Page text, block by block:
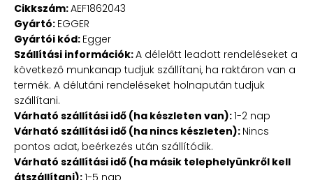
Cikkszám:AEF1862043
Gyártó: EGGER
Gyártói kód: Egger
Szállítási információk:A délelőtt leadott rendeléseket a
következő munkanap tudjuk szállítani, ha raktáron van a
termék. A délutáni rendeléseket holnapután tudjuk
szállítani.
Várható szállítási idő (ha készleten van):1-2 nap
Várható szállítási idő (ha nincs készleten): Nincs
pontos adat, beérkezés után szállítódik.
Várható szállítási idő (ha másik telephelyünkről kell
átszállítani):1-5 nap